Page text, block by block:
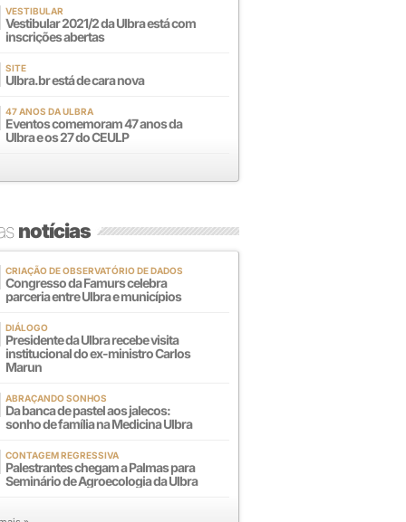
VESTIBULAR
Vestibular 2021/2 da Ulbra está com
inscrições abertas
SITE
Ulbra.br está de cara nova
47 ANOS DA ULBRA
Eventos comemoram 47 anos da
Ulbra e os 27 do CEULP
notícias
CRIAÇÃO DE OBSERVATÓRIO DE DADOS
Congresso da Famurs celebra
parceria entre Ulbra e municípios
DIÁLOGO
Presidente da Ulbra recebe visita
institucional do ex-ministro Carlos
Marun
ABRAÇANDO SONHOS
Da banca de pastel aos jalecos:
sonho de família na Medicina Ulbra
CONTAGEM REGRESSIVA
Palestrantes chegam a Palmas para
Seminário de Agroecologia da Ulbra